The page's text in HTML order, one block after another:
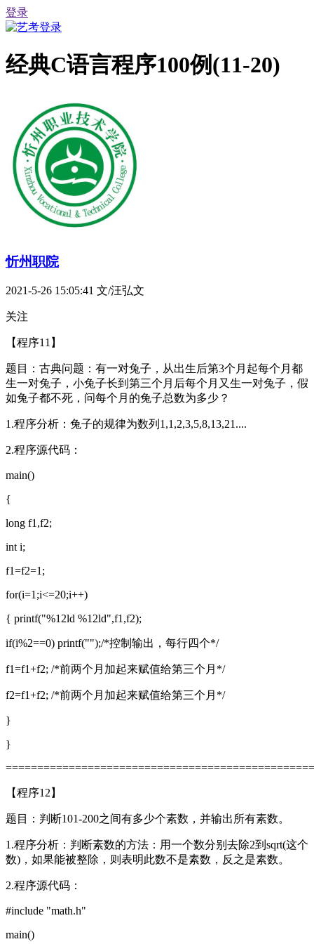
登录
经典C语言程序100例(11-20)
忻州职院
2021-5-26 15:05:41 文/汪弘文
关注
【程序11】
题目：古典问题：有一对兔子，从出生后第3个月起每个月都
生一对兔子，小兔子长到第三个月后每个月又生一对兔子，假
如兔子都不死，问每个月的兔子总数为多少？
1.程序分析：兔子的规律为数列1,1,2,3,5,8,13,21....
2.程序源代码：
main()
{
long f1,f2;
int i;
f1=f2=1;
for(i=1;i<=20;i++)
{ printf("%12ld %12ld",f1,f2);
if(i%2==0) printf("");/*控制输出，每行四个*/
f1=f1+f2; /*前两个月加起来赋值给第三个月*/
f2=f1+f2; /*前两个月加起来赋值给第三个月*/
}
}
【程序12】
题目：判断101-200之间有多少个素数，并输出所有素数。
1.程序分析：判断素数的方法：用一个数分别去除2到sqrt(这个
数)，如果能被整除，则表明此数不是素数，反之是素数。
2.程序源代码：
#include "math.h"
main()